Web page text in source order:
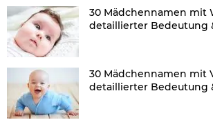
30 Mädchennamen mit
detaillierter Bedeutung
30 Mädchennamen mit
detaillierter Bedeutung